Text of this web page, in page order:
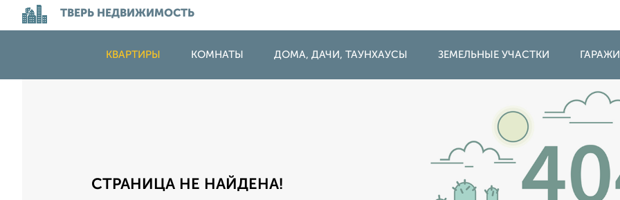
ТВЕРЬ НЕДВИЖИМОСТЬ
КВАРТИРЫ КОМНАТЫ ДОМА, ДАЧИ, ТАУНХАУСЫ ЗЕМЕЛЬНЫЕ УЧАСТКИ
СТРАНИЦА НЕ НАЙДЕНА!